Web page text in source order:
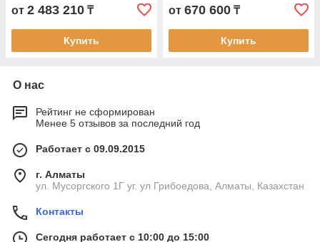
от 2 483 210 ₸
Купить
от 670 600 ₸
Купить
О нас
Рейтинг не сформирован
Менее 5 отзывов за последний год
Работает с 09.09.2015
г. Алматы
ул. Мусоргского 1Г уг. ул Грибоедова, Алматы, Казахстан
Контакты
Сегодня работает с 10:00 до 15:00